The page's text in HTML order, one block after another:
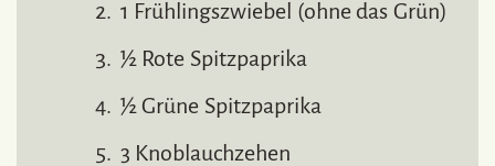
1 Frühlingszwiebel (ohne das Grün)
½ Rote Spitzpaprika
½ Grüne Spitzpaprika
3 Knoblauchzehen